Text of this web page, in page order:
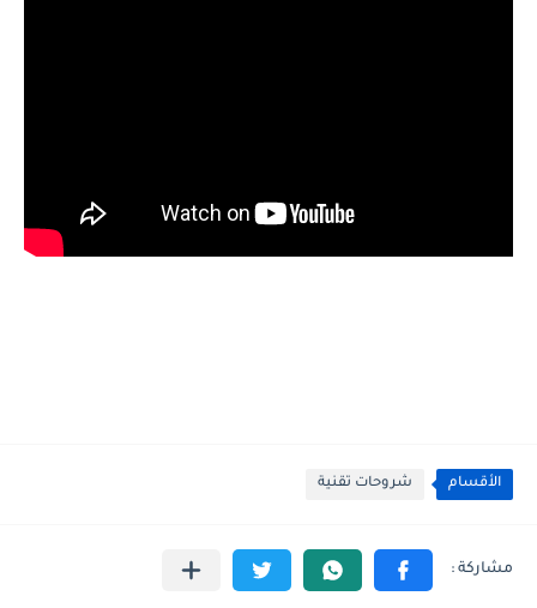
الأقسام شروحات تقنية